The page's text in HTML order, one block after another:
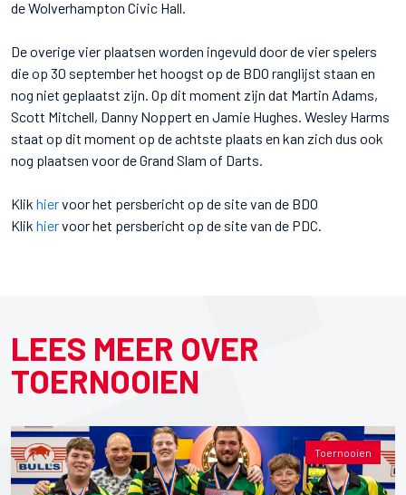
de Wolverhampton Civic Hall.
De overige vier plaatsen worden ingevuld door de vier spelers
die op 30 september het hoogst op de BDO ranglijst staan en
nog niet geplaatst zijn. Op dit moment zijn dat Martin Adams,
Scott Mitchell, Danny Noppert en Jamie Hughes. Wesley Harms
staat op dit moment op de achtste plaats en kan zich dus ook
nog plaatsen voor de Grand Slam of Darts.
Klik hiervoor het persbericht op de site van de BDO
Klik hiervoor het persbericht op de site van de PDC.
LEES MEER OVER
TOERNOOIEN
Toernooien